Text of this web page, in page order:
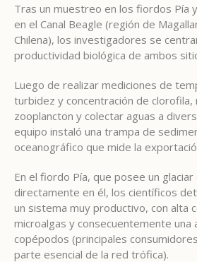
Tras un muestreo en los fiordos Pía
en el Canal Beagle (región de
Chilena), los investigadores se
productividad biológica de ambos
Luego de realizar mediciones de
turbidez y concentración de
zooplancton y colectar aguas a
equipo instaló una trampa de
oceanográfico que mide la
En el fiordo Pía, que posee un
directamente en él, los científicos
un sistema muy productivo, con alta
microalgas y consecuentemente una
copépodos (principales
parte esencial de la red trófica).